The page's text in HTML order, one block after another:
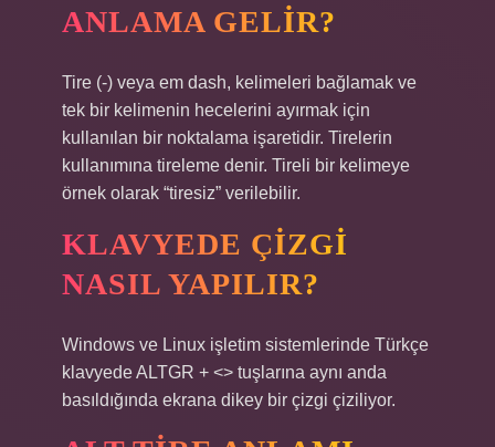
ANLAMA GELIR?
Tire (-) veya em dash, kelimeleri bağlamak ve
tek bir kelimenin hecelerini ayırmak için
kullanılan bir noktalama işaretidir. Tirelerin
kullanımına tireleme denir. Tireli bir kelimeye
örnek olarak “tiresiz” verilebilir.
KLAVYEDE ÇIZGI
NASIL YAPILIR?
Windows ve Linux işletim sistemlerinde Türkçe
klavyede ALTGR + <> tuşlarına aynı anda
basıldığında ekrana dikey bir çizgi çiziliyor.